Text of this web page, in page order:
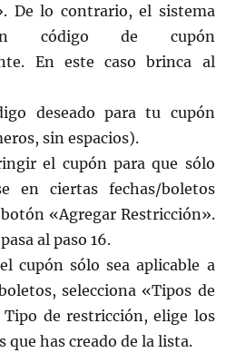
De lo contrario, el sistema
código de cupón
En este caso brinca al
deseado para tu cupón
sin espacios).
el cupón para que sólo
en ciertas fechas/boletos
«Agregar Restricción».
al paso 16.
cupón sólo sea aplicable a
selecciona «Tipos de
de restricción, elige los
que has creado de la lista.